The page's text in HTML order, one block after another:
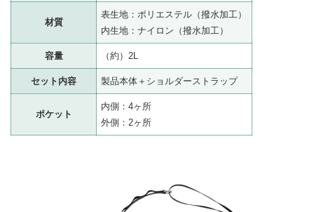
材質
表生地：ポリエステル（撥水加工）
内生地：ナイロン（撥水加工）
容量 （約）2L
セット内容 製品本体＋ショルダーストラップ
ポケット
内側：4ヶ所
外側：2ヶ所